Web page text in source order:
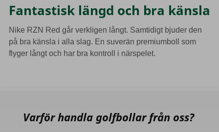
Fantastisk längd och bra känsla
Nike RZN Red går verkligen långt. Samtidigt bjuder den
på bra känsla i alla slag. En suverän premiumboll som
flyger långt och har bra kontroll i närspelet.
Varför handla golfbollar från oss?